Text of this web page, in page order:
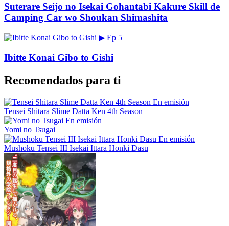
Suterare Seijo no Isekai Gohantabi Kakure Skill de
Camping Car wo Shoukan Shimashita
▶ Ep 5
Ibitte Konai Gibo to Gishi
Recomendados para ti
En emisión
Tensei Shitara Slime Datta Ken 4th Season
En emisión
Yomi no Tsugai
En emisión
Mushoku Tensei III Isekai Ittara Honki Dasu